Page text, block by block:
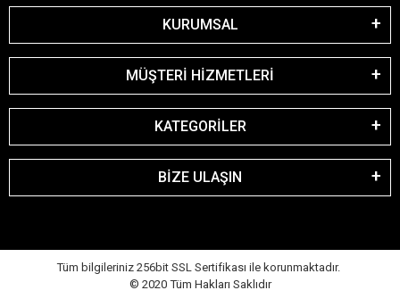
KURUMSAL
MÜŞTERİ HİZMETLERİ
KATEGORİLER
BİZE ULAŞIN
Tüm bilgileriniz 256bit SSL Sertifikası ile korunmaktadır.
© 2020 Tüm Hakları Saklıdır